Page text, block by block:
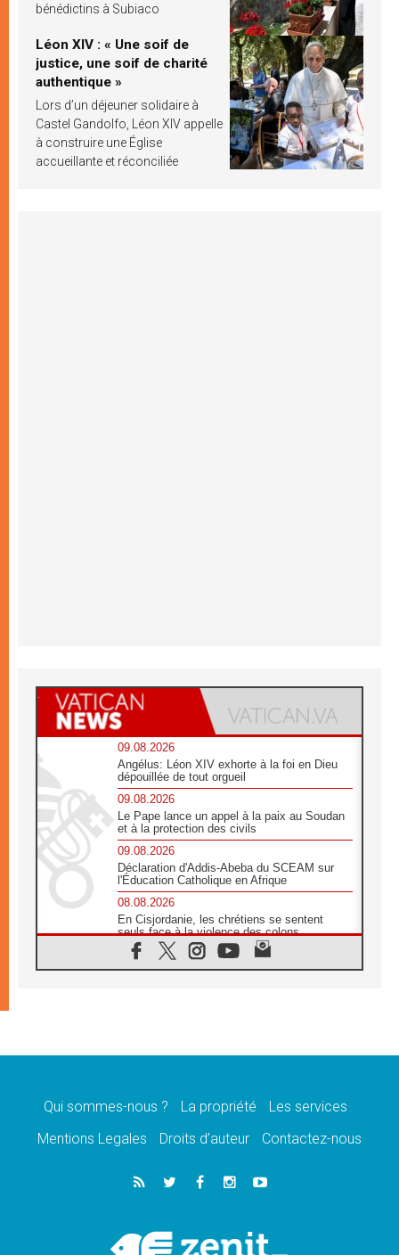
bénédictins à Subiaco
Léon XIV : « Une soif de
justice, une soif de charité
authentique »
Lors d’un déjeuner solidaire à
Castel Gandolfo, Léon XIV appelle
à construire une Église
accueillante et réconciliée
09.08.2026
Angélus: Léon XIV exhorte à la foi en Dieu
dépouillée de tout orgueil
09.08.2026
Le Pape lance un appel à la paix au Soudan
et à la protection des civils
09.08.2026
Déclaration d'Addis-Abeba du SCEAM sur
l'Éducation Catholique en Afrique
08.08.2026
En Cisjordanie, les chrétiens se sentent
seuls face à la violence des colons
08.08.2026
Léon XIV au sanctuaire de Notre Dame du
08.08.2026
08.08.2026
catholiques
Au Bangladesh, l'Église accompagne les
Dalits sur le chemin de la dignité
Philippines: le vicariat apostolique de
Calapan devient un diocèse
Qui sommes-nous ? La propriété
Les services
Mentions Legales
Droits d’auteur Contactez-nous